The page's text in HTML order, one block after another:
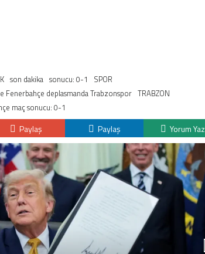
son dakika sonucu: 0-1
SPOR
Fenerbahçe deplasmanda Trabzonspor TRABZON
maç sonucu: 0-1
Paylaş Paylaş Yorum Yaz